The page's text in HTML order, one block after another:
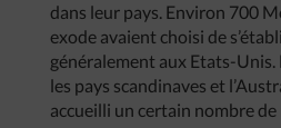
dans leur pays. Environ 700
exode avaient choisi de
généralement aux Etats-Unis.
les pays scandinaves et
accueilli un certain nombre de